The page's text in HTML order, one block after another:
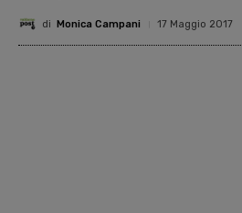
di Monica Campani 17 Maggio 2017